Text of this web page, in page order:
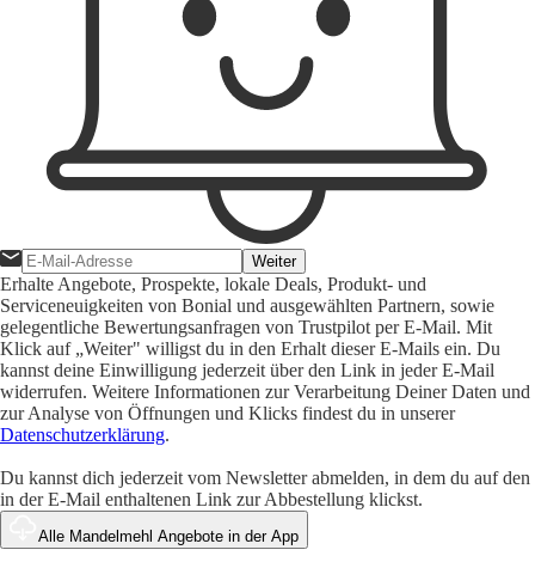
Weiter
Erhalte Angebote, Prospekte, lokale Deals, Produkt- und
Serviceneuigkeiten von Bonial und ausgewählten Partnern, sowie
gelegentliche Bewertungsanfragen von Trustpilot per E-Mail. Mit
Klick auf „Weiter" willigst du in den Erhalt dieser E-Mails ein. Du
kannst deine Einwilligung jederzeit über den Link in jeder E-Mail
widerrufen. Weitere Informationen zur Verarbeitung Deiner Daten und
zur Analyse von Öffnungen und Klicks findest du in unserer
Datenschutzerklärung.
Du kannst dich jederzeit vom Newsletter abmelden, in dem du auf den
in der E-Mail enthaltenen Link zur Abbestellung klickst.
Alle Mandelmehl Angebote in der App